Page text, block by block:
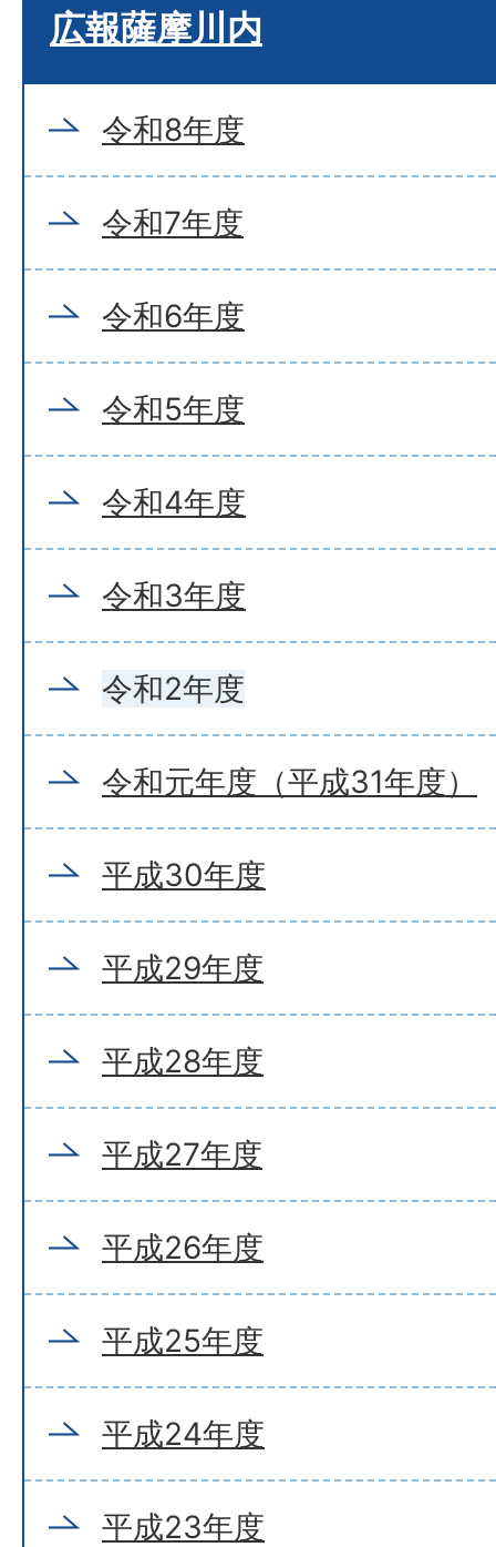
広報薩摩川内
令和8年度
令和7年度
令和6年度
令和5年度
令和4年度
令和3年度
令和2年度
令和元年度（平成31年度）
平成30年度
平成29年度
平成28年度
平成27年度
平成26年度
平成25年度
平成24年度
平成23年度